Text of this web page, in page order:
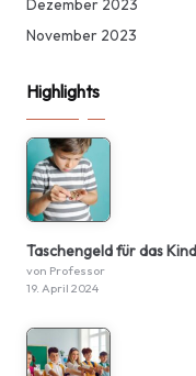
Dezember 2023
November 2023
Highlights
Taschengeld für das
von Professor
19. April 2024